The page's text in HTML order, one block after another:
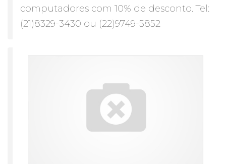
computadores com 10% de desconto. Tel:
(21)8329-3430 ou (22)9749-5852